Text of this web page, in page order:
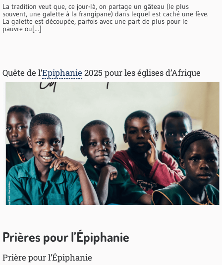
La tradition veut que, ce jour-là, on partage un gâteau (le plus
souvent, une galette à la frangipane) dans lequel est caché une fève.
La galette est découpée, parfois avec une part de plus pour le
pauvre ou[...]
Quête de l’Epiphanie 2025 pour les églises d’Afrique
Prières pour l’Épiphanie
Prière pour l’Épiphanie